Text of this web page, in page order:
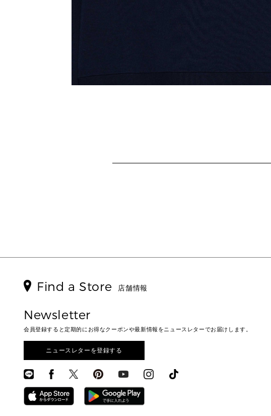
Find a Store 店舗情報
Newsletter
会員登録すると定期的にお得なクーポンや最新情報をニュースレターでお届けします。
ニュースレターを登録する